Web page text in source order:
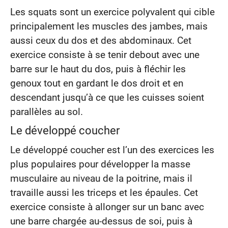
Les squats sont un exercice polyvalent qui cible
principalement les muscles des jambes, mais
aussi ceux du dos et des abdominaux. Cet
exercice consiste à se tenir debout avec une
barre sur le haut du dos, puis à fléchir les
genoux tout en gardant le dos droit et en
descendant jusqu’à ce que les cuisses soient
parallèles au sol.
Le développé coucher
Le développé coucher est l’un des exercices les
plus populaires pour développer la masse
musculaire au niveau de la poitrine, mais il
travaille aussi les triceps et les épaules. Cet
exercice consiste à allonger sur un banc avec
une barre chargée au-dessus de soi, puis à